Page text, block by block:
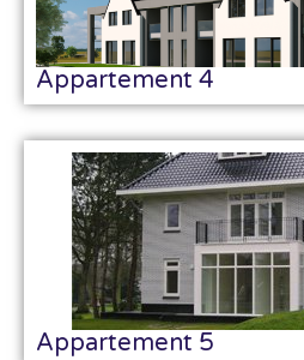
Appartement 4
Appartement 5